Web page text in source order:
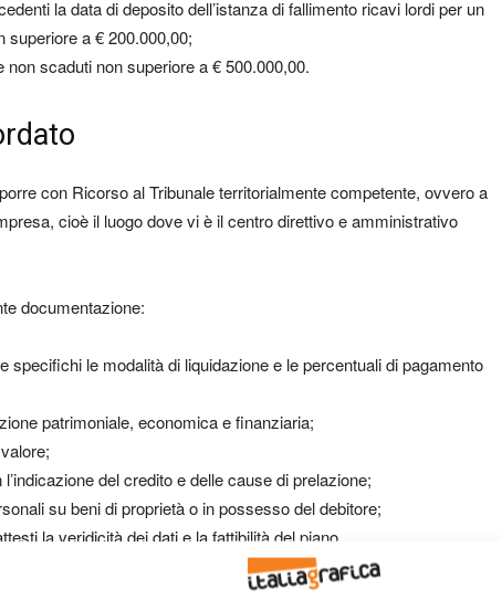
la data di deposito dell’istanza di fallimento ricavi lordi per un
a € 200.000,00;
scaduti non superiore a € 500.000,00.
con Ricorso al Tribunale territorialmente competente, ovvero a
cioè il luogo dove vi è il centro direttivo e amministrativo
documentazione:
specifichi le modalità di liquidazione e le percentuali di pagamento
patrimoniale, economica e finanziaria;
del credito e delle cause di prelazione;
su beni di proprietà o in possesso del debitore;
la veridicità dei dati e la fattibilità del piano.
nell’art. 161 RD n. 267/1942 dal D.L. n.